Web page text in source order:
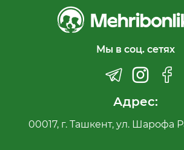
Мы в соц. сетях
Адрес:
00017, г. Ташкент, ул. Шарофа